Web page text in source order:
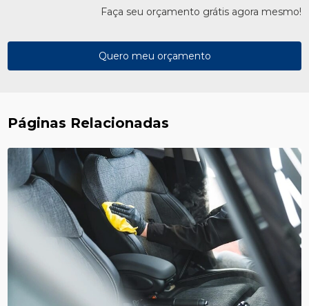
Faça seu orçamento grátis agora mesmo!
Quero meu orçamento
Páginas Relacionadas